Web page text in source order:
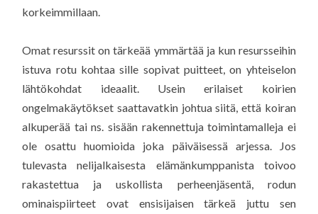
korkeimmillaan.
Omat resurssit on tärkeää ymmärtää ja kun resursseihin
istuva rotu kohtaa sille sopivat puitteet, on yhteiselon
lähtökohdat ideaalit. Usein erilaiset koirien
ongelmakäytökset saattavatkin johtua siitä, että koiran
alkuperää tai ns. sisään rakennettuja toimintamalleja ei
ole osattu huomioida joka päiväisessä arjessa. Jos
tulevasta nelijalkaisesta elämänkumppanista toivoo
rakastettua ja uskollista perheenjäsentä, rodun
ominaispiirteet ovat ensisijaisen tärkeä juttu sen